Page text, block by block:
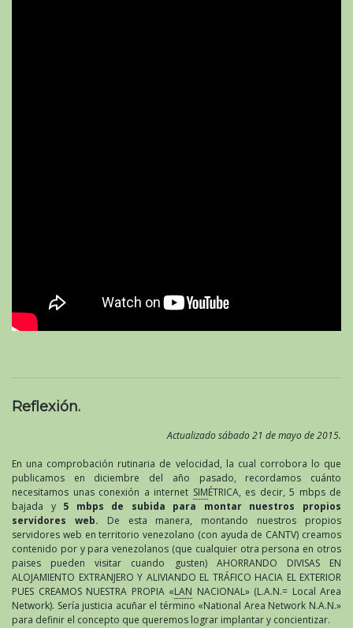
Reflexión.
Actualizado sábado 21 de mayo de 2015.
En una comprobación rutinaria de velocidad, la cual corrobora lo que
publicamos en diciembre del año pasado, recordamos cuánto
necesitamos unas conexión a internet SIMÉTRICA, es decir, 5 mbps de
bajada y 5 mbps de subida para montar nuestros propios
servidores web. De esta manera, montando nuestros propios
servidores web en territorio venezolano (con ayuda de CANTV) creamos
contenido por y para venezolanos (que cualquier otra persona en otros
paises pueden visitar cuando gusten) AHORRANDO DIVISAS EN
ALOJAMIENTO EXTRANJERO Y ALIVIANDO EL TRÁFICO HACIA EL EXTERIOR
PUES CREAMOS NUESTRA PROPIA «LAN NACIONAL» (L.A.N.= Local Area
Network). Sería justicia acuñar el término «National Area Network N.A.N.»
para definir el concepto que queremos lograr implantar y concientizar.